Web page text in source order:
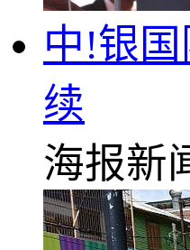
中!银
续
海报新